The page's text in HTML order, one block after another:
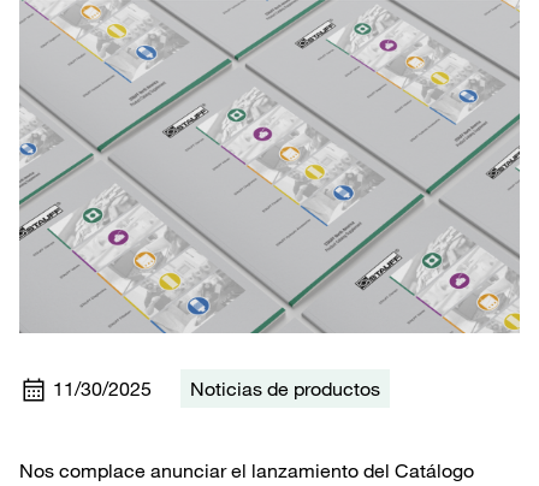
11/30/2025 Noticias de productos
Nos complace anunciar el lanzamiento del Catálogo